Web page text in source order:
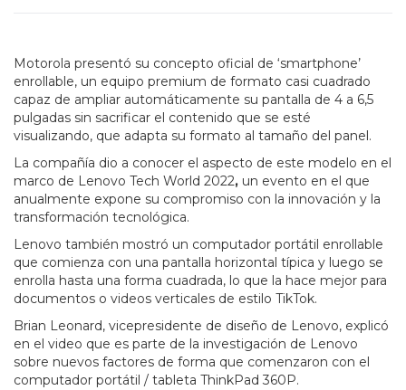
Motorola presentó su concepto oficial de ‘smartphone’
enrollable, un equipo premium de formato casi cuadrado
capaz de ampliar automáticamente su pantalla de 4 a 6,5
pulgadas sin sacrificar el contenido que se esté
visualizando, que adapta su formato al tamaño del panel.
La compañía dio a conocer el aspecto de este modelo en el
marco de Lenovo Tech World 2022, un evento en el que
anualmente expone su compromiso con la innovación y la
transformación tecnológica.
Lenovo también mostró un computador portátil enrollable
que comienza con una pantalla horizontal típica y luego se
enrolla hasta una forma cuadrada, lo que la hace mejor para
documentos o videos verticales de estilo TikTok.
Brian Leonard, vicepresidente de diseño de Lenovo, explicó
en el video que es parte de la investigación de Lenovo
sobre nuevos factores de forma que comenzaron con el
computador portátil / tableta ThinkPad 360P.